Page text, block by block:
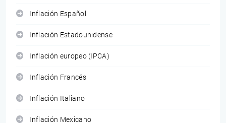
Inflación Español
Inflación Estadounidense
Inflación europeo (IPCA)
Inflación Francés
Inflación Italiano
Inflación Mexicano